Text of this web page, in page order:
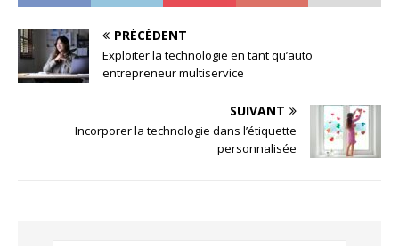
PRÉCÉDENT
Exploiter la technologie en tant qu’auto
entrepreneur multiservice
SUIVANT
Incorporer la technologie dans l’étiquette
personnalisée